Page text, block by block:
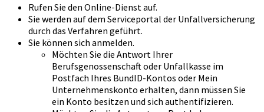
Rufen Sie den Online-Dienst auf.
Sie werden auf dem Serviceportal der Unfallversicherung
durch das Verfahren geführt.
Sie können sich anmelden.
Möchten Sie die Antwort Ihrer
Berufsgenossenschaft oder Unfallkasse im
Postfach Ihres BundID-Kontos oder Mein
Unternehmenskonto erhalten, dann müssen Sie
ein Konto besitzen und sich authentifizieren.